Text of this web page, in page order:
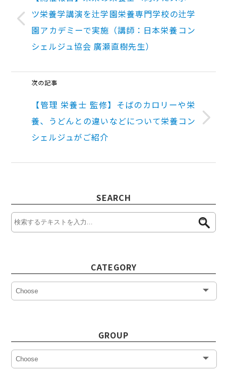
ツ栄養学講演を辻学園栄養専門学校の辻学
園アカデミーで実施（講師：日本栄養コン
シェルジュ協会 廣瀬直樹先生）
次の記事
【管理 栄養士 監修】そばのカロリーや栄
養、うどんとの違いなどについて栄養コン
シェルジュがご紹介
SEARCH
CATEGORY
GROUP